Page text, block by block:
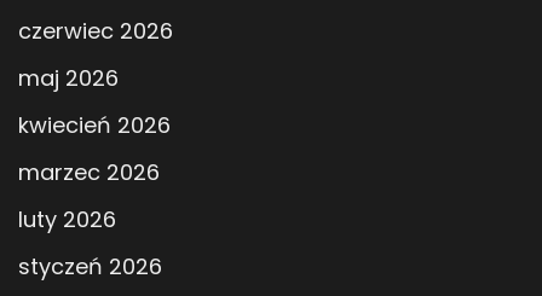
czerwiec 2026
maj 2026
kwiecień 2026
marzec 2026
luty 2026
styczeń 2026